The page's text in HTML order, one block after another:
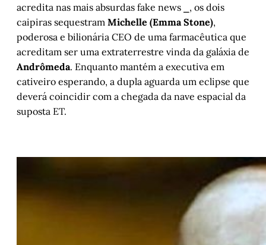
acredita nas mais absurdas fake news ⎯, os dois
caipiras sequestram Michelle (Emma Stone),
poderosa e bilionária CEO de uma farmacêutica que
acreditam ser uma extraterrestre vinda da galáxia de
Andrômeda. Enquanto mantém a executiva em
cativeiro esperando, a dupla aguarda um eclipse que
deverá coincidir com a chegada da nave espacial da
suposta ET.